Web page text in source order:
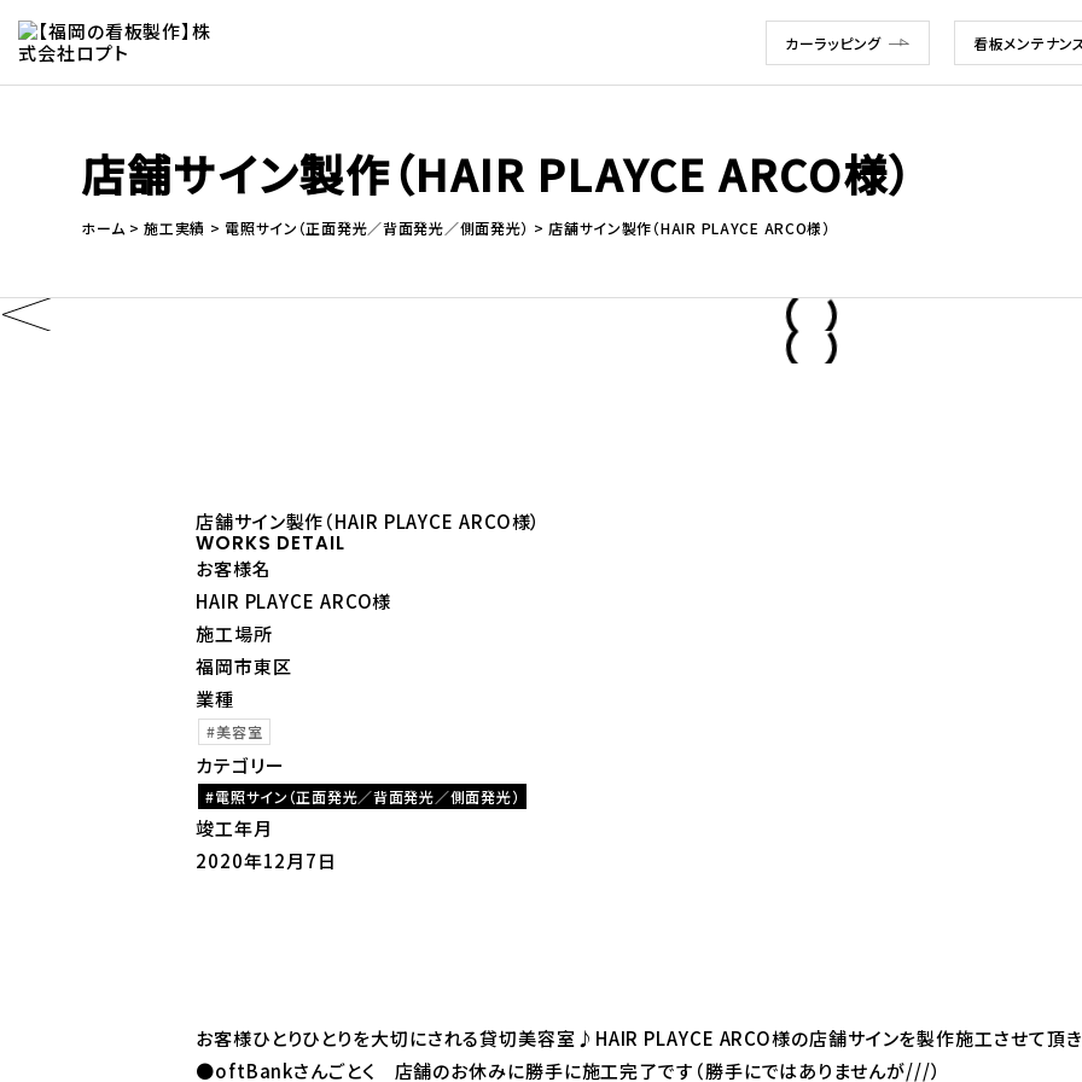
カーラッピング 看板メンテナン
店舗サイン製作（HAIR PLAYCE ARCO様）
ホーム 施工実績 電照サイン（正面発光／背面発光／側面発光） 店舗サイン製作（HAIR PLAYCE ARCO様）
店舗サイン製作（HAIR PLAYCE ARCO様）
WORKS DETAIL
お客様名
HAIR PLAYCE ARCO様
施工場所
福岡市東区
業種
美容室
カテゴリー
電照サイン（正面発光／背面発光／側面発光）
竣工年月
2020年12月7日
お客様ひとりひとりを大切にされる貸切美容室♪HAIR PLAYCE ARCO様の店舗サインを製作施工させて頂き
●oftBankさんごとく 店舗のお休みに勝手に施工完了です（勝手にではありませんが///）